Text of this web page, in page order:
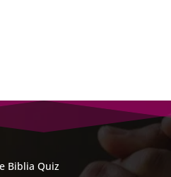
Biblia Quiz